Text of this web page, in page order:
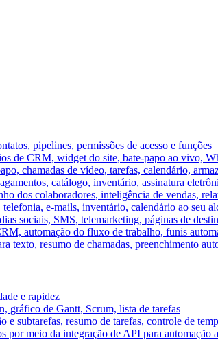
pipelines, permissões de acesso e funções
de CRM, widget do site, bate-papo ao vivo,
chamadas de vídeo, tarefas, calendário,
catálogo, inventário, assinatura
dos colaboradores, inteligência de vendas,
e-mails, inventário, calendário ao seu
sociais, SMS, telemarketing, páginas de
automação do fluxo de trabalho, funis
texto, resumo de chamadas, preenchimento
e rapidez
gráfico de Gantt, Scrum, lista de tarefas
e subtarefas, resumo de tarefas, controle de
por meio da integração de API para automação